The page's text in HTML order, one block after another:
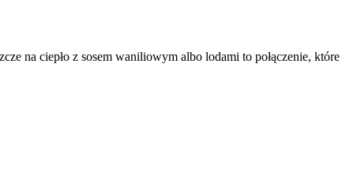
na ciepło z sosem waniliowym albo lodami to połączenie, które